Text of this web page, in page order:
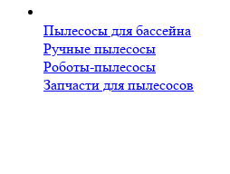
Пылесосы для бассейна
Ручные пылесосы
Роботы-пылесосы
Запчасти для пылесосов